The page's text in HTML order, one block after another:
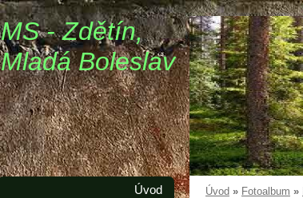
MS - Zdětín,
Mladá Boleslav
Úvod » Fotoalbum »
Úvod